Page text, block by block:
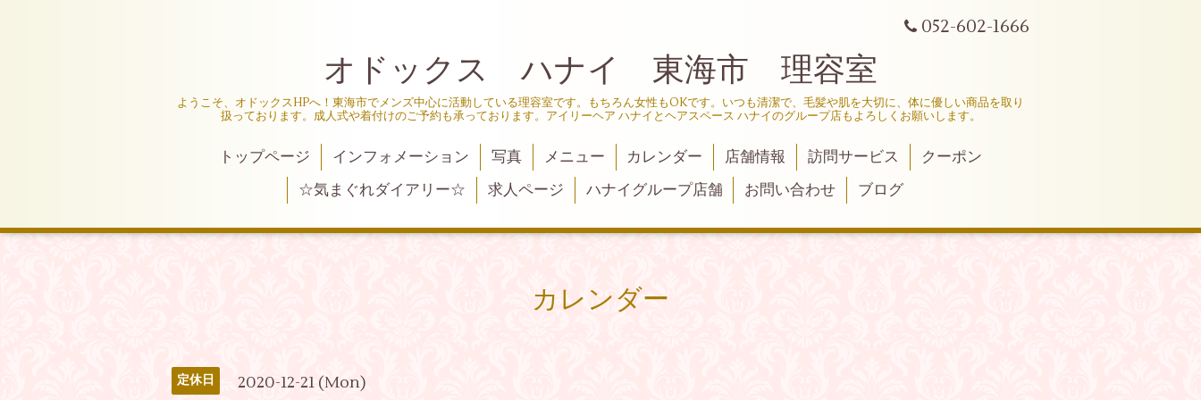
052-602-1666
オドックス ハナイ 東海市 理容室
ようこそ、オドックスHPへ！東海市でメンズ中心に活動している理容室です。もちろん女性もOKです。いつも清潔で、毛髪や肌を大切に、体に優しい商品を取り
扱っております。成人式や着付けのご予約も承っております。アイリーヘア ハナイとヘアスペース ハナイのグループ店もよろしくお願いします。
トップページ インフォメーション 写真 メニュー カレンダー 店舗情報 訪問サービス
クーポン
☆気まぐれダイアリー☆
求人ページ ハナイグループ店舗 お問い合わせ ブログ
カレンダー
定休日 2020-12-21 (Mon)